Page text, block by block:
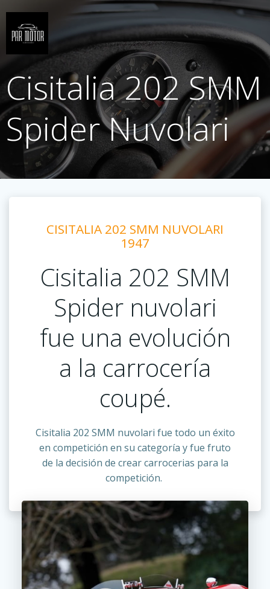
Saltar
al
contenido
Cisitalia 202 SMM
Spider Nuvolari
CISITALIA 202 SMM NUVOLARI
1947
Cisitalia 202 SMM
Spider nuvolari
fue una evolución
a la carrocería
coupé.
Cisitalia 202 SMM nuvolari fue todo un éxito
en competición en su categoría y fue fruto
de la decisión de crear carrocerias para la
competición.